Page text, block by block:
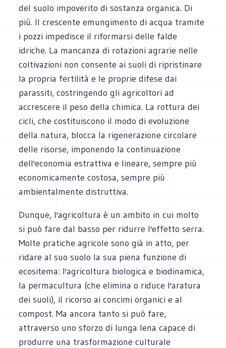
del suolo impoverito di sostanza organica. Di
più. Il crescente emungimento di acqua tramite
i pozzi impedisce il riformarsi delle falde
idriche. La mancanza di rotazioni agrarie nelle
coltivazioni non consente ai suoli di ripristinare
la propria fertilità e le proprie difese dai
parassiti, costringendo gli agricoltori ad
accrescere il peso della chimica. La rottura dei
cicli, che costituiscono il modo di evoluzione
della natura, blocca la rigenerazione circolare
delle risorse, imponendo la continuazione
dell'economia estrattiva e lineare, sempre più
economicamente costosa, sempre più
ambientalmente distruttiva.
Dunque, l'agricoltura è un ambito in cui molto
si può fare dal basso per ridurre l'effetto serra.
Molte pratiche agricole sono già in atto, per
ridare al suo suolo la sua piena funzione di
ecositema: l'agricoltura biologica e biodinamica,
la permacultura (che elimina o riduce l'aratura
dei suoli), il ricorso ai concimi organici e al
compost. Ma ancora tanto si può fare,
attraverso uno sforzo di lunga lena capace di
produrre una trasformazione culturale